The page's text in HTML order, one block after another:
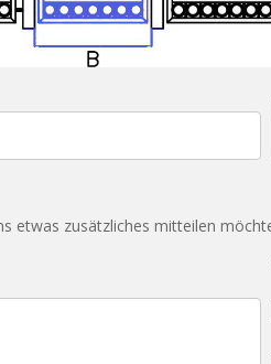
etwas zusätzliches mitteilen